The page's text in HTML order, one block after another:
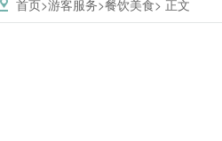
首页>游客服务>餐饮美食> 正文